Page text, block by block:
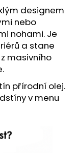
designem
nebo
nohami. Je
a stane
masivního
přírodní olej.
v menu